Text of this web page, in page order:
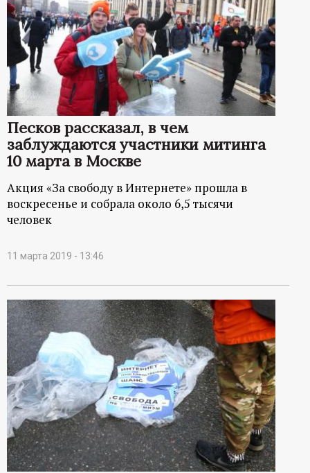
Песков рассказал, в чем
заблуждаются участники митинга
10 марта в Москве
Акция «За свободу в Интернете» прошла в
воскресенье и собрала около 6,5 тысячи
человек
11 марта 2019 - 13:46